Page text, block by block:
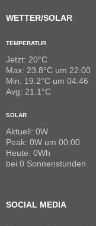
WETTER/SOLAR
TEMPERATUR
Jetzt: 20°C
Max: 23.8°C um 22:00
Min: 19.2°C um 04:46
Avg: 21.1°C
SOLAR
Aktuell: 0W
Peak: 0W um 00:00
Heute: 0Wh
bei 0 Sonnenstunden
SOCIAL MEDIA